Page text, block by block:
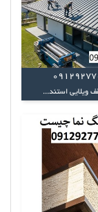
ویلایی استند...